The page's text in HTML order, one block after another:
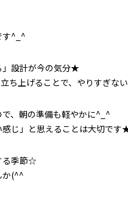
す^_^
」設計が今の気分★
ち上げることで、やりすぎ
、朝の準備も軽やかに^_^
じ」と思えることは大切です
る季節☆
か(^^